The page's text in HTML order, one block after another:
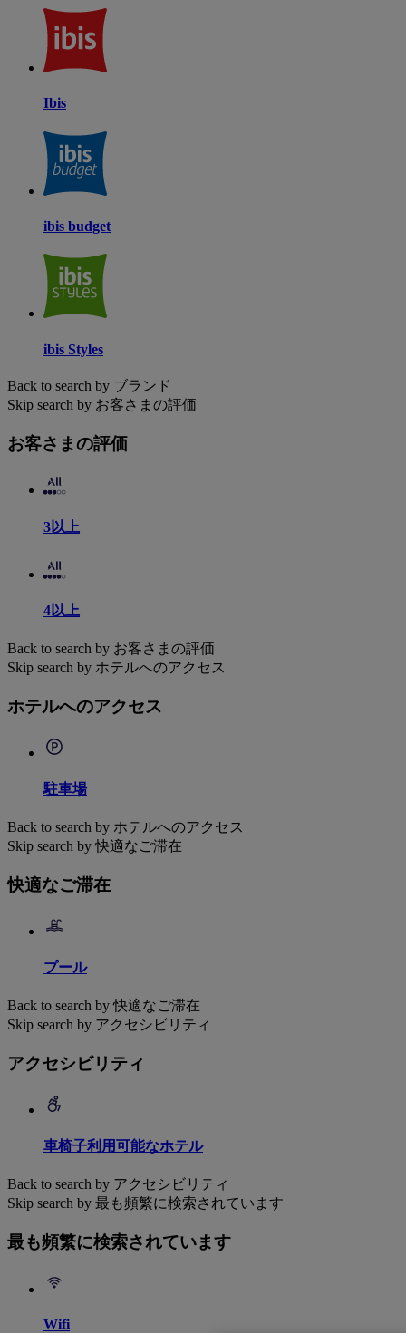
Ibis
ibis budget
ibis Styles
Back to search by ブランド
Skip search by お客さまの評価
お客さまの評価
3以上
4以上
Back to search by お客さまの評価
Skip search by ホテルへのアクセス
ホテルへのアクセス
駐車場
Back to search by ホテルへのアクセス
Skip search by 快適なご滞在
快適なご滞在
プール
Back to search by 快適なご滞在
Skip search by アクセシビリティ
アクセシビリティ
車椅子利用可能なホテル
Back to search by アクセシビリティ
Skip search by 最も頻繁に検索されています
最も頻繁に検索されています
Wifi